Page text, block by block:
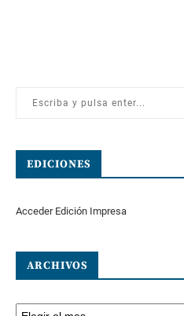
EDICIONES
Acceder Edición Impresa
ARCHIVOS